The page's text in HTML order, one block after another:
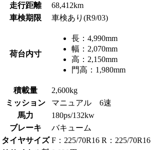
走行距離
68,412km
車検期限
車検あり(R9/03)
荷台内寸
長： 4,990mm
幅： 2,070mm
高： 2,150mm
門高： 1,980mm
積載量
2,600kg
ミッション
マニュアル 6速
馬力
180ps/132kw
ブレーキ
バキューム
タイヤサイズ F：225/70R16 R：225/70R16